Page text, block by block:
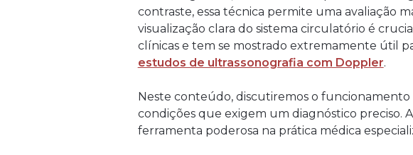
contraste, essa técnica permite uma avaliação
visualização clara do sistema circulatório é
clínicas e tem se mostrado extremamente útil
estudos de ultrassonografia com Doppler.
Neste conteúdo, discutiremos o funcionamento
condições que exigem um diagnóstico preciso.
ferramenta poderosa na prática médica